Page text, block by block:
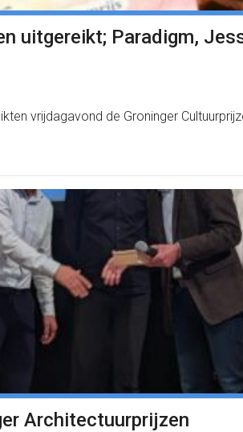
uitgereikt; Paradigm,
vrijdagavond de Groninger
Architectuurprijzen